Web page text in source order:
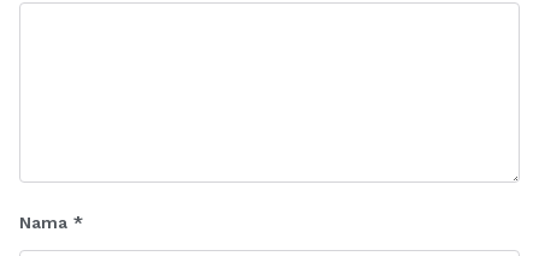
Nama *